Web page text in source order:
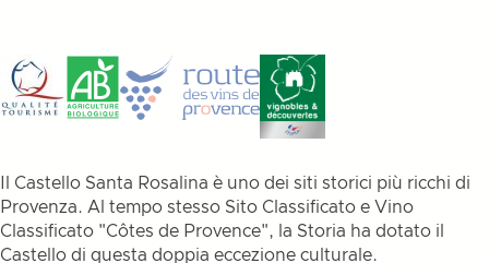
Il Castello Santa Rosalina è uno dei siti storici più ricchi di
Provenza. Al tempo stesso Sito Classificato e Vino
Classificato "Côtes de Provence", la Storia ha dotato il
Castello di questa doppia eccezione culturale.